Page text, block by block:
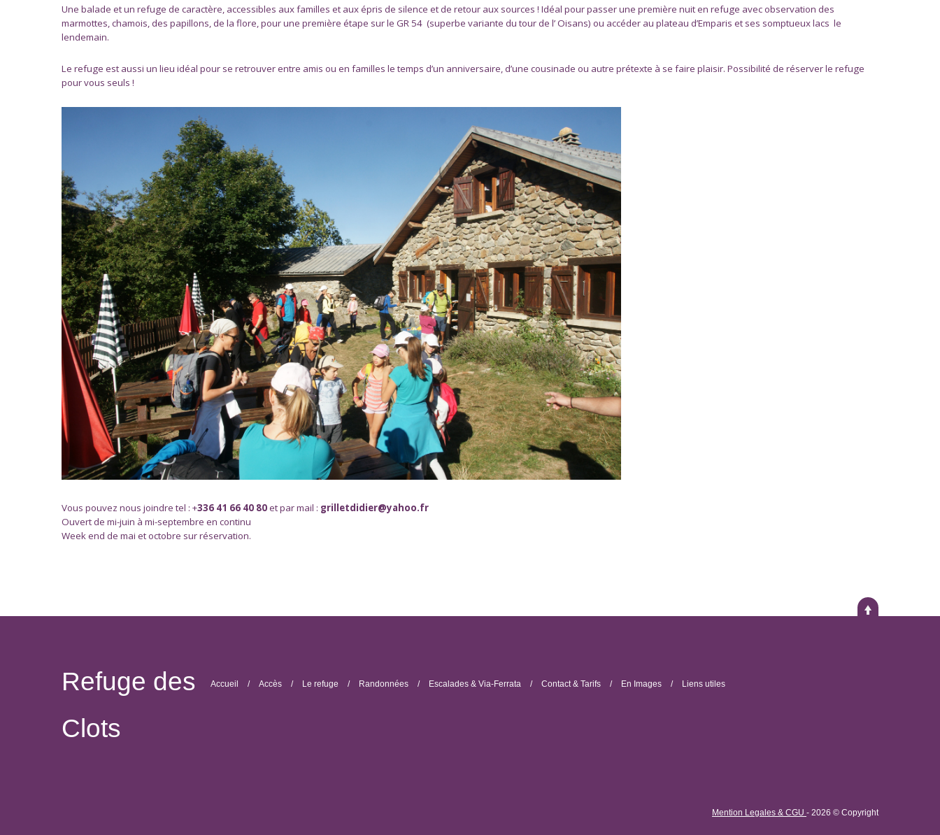
Une balade et un refuge de caractère, accessibles aux familles et aux épris de silence et de retour aux sources ! Idéal pour passer une première nuit en refuge avec observation des
marmottes, chamois, des papillons, de la flore, pour une première étape sur le GR 54 (superbe variante du tour de l’ Oisans) ou accéder au plateau d’Emparis et ses somptueux lacs le
lendemain.
Le refuge est aussi un lieu idéal pour se retrouver entre amis ou en familles le temps d’un anniversaire, d’une cousinade ou autre prétexte à se faire plaisir. Possibilité de réserver le refuge
pour vous seuls !
Vous pouvez nous joindre tel : +336 41 66 40 80et par mail : grilletdidier@yahoo.fr
Ouvert de mi-juin à mi-septembre en continu
Week end de mai et octobre sur réservation.
Refuge des
Clots
Accueil Accès Le refuge Randonnées Escalades & Via-Ferrata Contact & Tarifs En Images Liens utiles
Mention Legales & CGU - 2026 © Copyright